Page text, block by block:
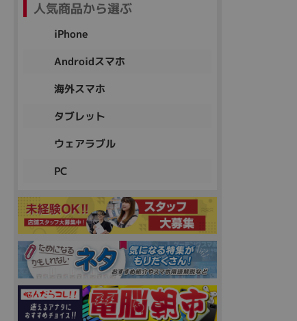
人気商品から選ぶ
iPhone
Androidスマホ
海外スマホ
タブレット
ウェアラブル
PC